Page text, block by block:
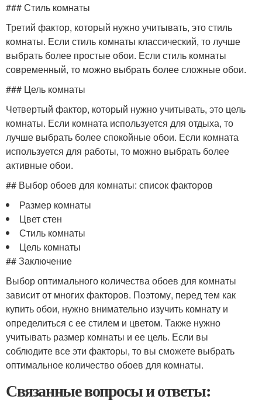
### Стиль комнаты
Третий фактор, который нужно учитывать, это стиль
комнаты. Если стиль комнаты классический, то лучше
выбрать более простые обои. Если стиль комнаты
современный, то можно выбрать более сложные обои.
### Цель комнаты
Четвертый фактор, который нужно учитывать, это цель
комнаты. Если комната используется для отдыха, то
лучше выбрать более спокойные обои. Если комната
используется для работы, то можно выбрать более
активные обои.
## Выбор обоев для комнаты: список факторов
Размер комнаты
Цвет стен
Стиль комнаты
Цель комнаты
## Заключение
Выбор оптимального количества обоев для комнаты
зависит от многих факторов. Поэтому, перед тем как
купить обои, нужно внимательно изучить комнату и
определиться с ее стилем и цветом. Также нужно
учитывать размер комнаты и ее цель. Если вы
соблюдите все эти факторы, то вы сможете выбрать
оптимальное количество обоев для комнаты.
Связанные вопросы и ответы: